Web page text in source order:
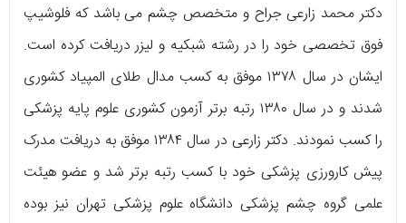
دکتر محمد زارعی جراح و متخصص چشم می‌ باشد که فلوشیپ
فوق تخصصی خود را در رشته شبکیه و لیزر دریافت کرده است.
ایشان در سال ۱۳۷۸ موفق به کسب مدال طلای المپیاد کشوری
شدند و در سال ۱۳۸۰ رتبه برتر آزمون کشوری علوم پایه پزشکی
را کسب نمودند. دکتر زارعی در سال ۱۳۸۴ موفق به دریافت مدرک
پیش کارورزی پزشکی خود با کسب رتبه برتر شد و عضو هیئت
علمی گروه چشم پزشکی دانشگاه علوم پزشکی تهران نیز بوده